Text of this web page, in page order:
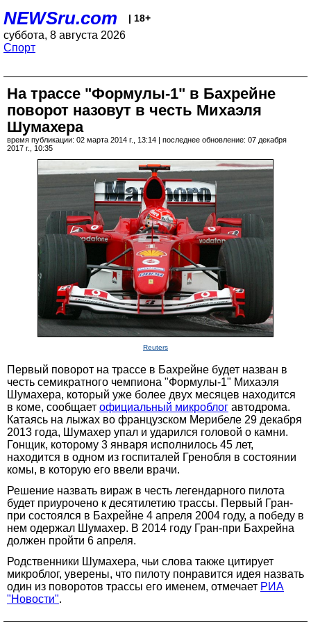
NEWSru.com | 18+
суббота, 8 августа 2026
Спорт
На трассе "Формулы-1" в Бахрейне
поворот назовут в честь Михаэля
Шумахера
время публикации: 02 марта 2014 г., 13:14 | последнее обновление: 07 декабря
2017 г., 10:35
Reuters
Первый поворот на трассе в Бахрейне будет назван в
честь семикратного чемпиона "Формулы-1" Михаэля
Шумахера, который уже более двух месяцев находится
в коме, сообщает официальный микроблог автодрома.
Катаясь на лыжах во французском Мерибеле 29 декабря
2013 года, Шумахер упал и ударился головой о камни.
Гонщик, которому 3 января исполнилось 45 лет,
находится в одном из госпиталей Гренобля в состоянии
комы, в которую его ввели врачи.
Решение назвать вираж в честь легендарного пилота
будет приурочено к десятилетию трассы. Первый Гран-
при состоялся в Бахрейне 4 апреля 2004 году, а победу в
нем одержал Шумахер. В 2014 году Гран-при Бахрейна
должен пройти 6 апреля.
Родственники Шумахера, чьи слова также цитирует
микроблог, уверены, что пилоту понравится идея назвать
один из поворотов трассы его именем, отмечает РИА
"Новости".